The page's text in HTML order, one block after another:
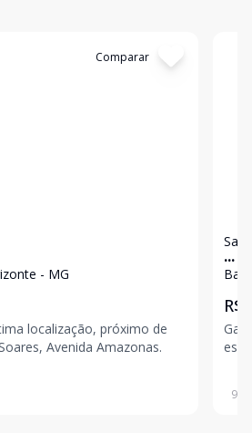
Comparar
- MG
localização, próximo de
Avenida Amazonas.
...
R$
98